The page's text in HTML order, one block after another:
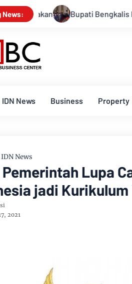
News:Bupati Bengkalis Kasmarni
IDN News Business Property
IDN News
Pemerintah Lupa
jadi
2021